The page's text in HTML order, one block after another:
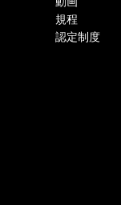
規程
認定制度